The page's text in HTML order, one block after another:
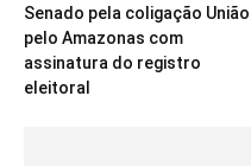
Senado pela coligação União
pelo Amazonas com
assinatura do registro
eleitoral